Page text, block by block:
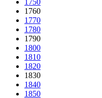
1750
1760
1770
1780
1790
1800
1810
1820
1830
1840
1850